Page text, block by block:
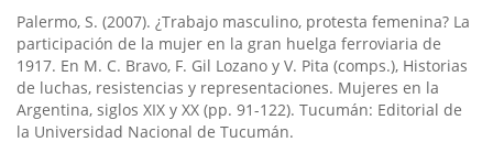
Palermo, S. (2007). ¿Trabajo masculino, protesta femenina? La
participación de la mujer en la gran huelga ferroviaria de
1917. En M. C. Bravo, F. Gil Lozano y V. Pita (comps.), Historias
de luchas, resistencias y representaciones. Mujeres en la
Argentina, siglos XIX y XX (pp. 91-122). Tucumán: Editorial de
la Universidad Nacional de Tucumán.